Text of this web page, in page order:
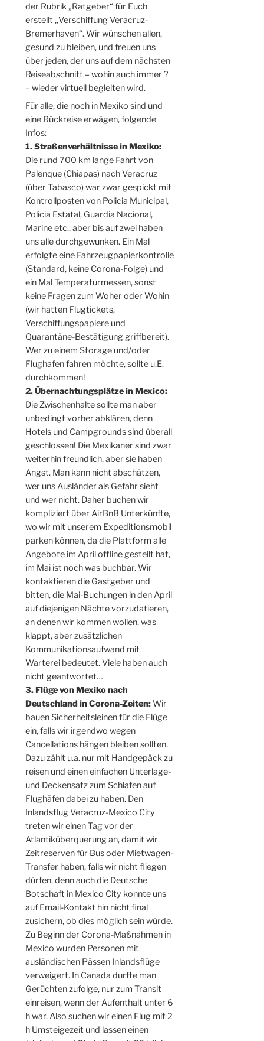
der Rubrik „Ratgeber“ für Euch
erstellt „Verschiffung Veracruz-
Bremerhaven“. Wir wünschen allen,
gesund zu bleiben, und freuen uns
über jeden, der uns auf dem nächsten
Reiseabschnitt – wohin auch immer ?
– wieder virtuell begleiten wird.
Für alle, die noch in Mexiko sind und
eine Rückreise erwägen, folgende
Infos:
1. Straßenverhältnisse in Mexiko:
Die rund 700 km lange Fahrt von
Palenque (Chiapas) nach Veracruz
(über Tabasco) war zwar gespickt mit
Kontrollposten von Policia Municipal,
Policia Estatal, Guardia Nacional,
Marine etc., aber bis auf zwei haben
uns alle durchgewunken. Ein Mal
erfolgte eine Fahrzeugpapierkontrolle
(Standard, keine Corona-Folge) und
ein Mal Temperaturmessen, sonst
keine Fragen zum Woher oder Wohin
(wir hatten Flugtickets,
Verschiffungspapiere und
Quarantäne-Bestätigung griffbereit).
Wer zu einem Storage und/oder
Flughafen fahren möchte, sollte u.E.
durchkommen!
2. Übernachtungsplätze in Mexico:
Die Zwischenhalte sollte man aber
unbedingt vorher abklären, denn
Hotels und Campgrounds sind überall
geschlossen! Die Mexikaner sind zwar
weiterhin freundlich, aber sie haben
Angst. Man kann nicht abschätzen,
wer uns Ausländer als Gefahr sieht
und wer nicht. Daher buchen wir
kompliziert über AirBnB Unterkünfte,
wo wir mit unserem Expeditionsmobil
parken können, da die Plattform alle
Angebote im April offline gestellt hat,
im Mai ist noch was buchbar. Wir
kontaktieren die Gastgeber und
bitten, die Mai-Buchungen in den April
auf diejenigen Nächte vorzudatieren,
an denen wir kommen wollen, was
klappt, aber zusätzlichen
Kommunikationsaufwand mit
Warterei bedeutet. Viele haben auch
nicht geantwortet…
3. Flüge von Mexiko nach
Deutschland in Corona-Zeiten:Wir
bauen Sicherheitsleinen für die Flüge
ein, falls wir irgendwo wegen
Cancellations hängen bleiben sollten.
Dazu zählt u.a. nur mit Handgepäck zu
reisen und einen einfachen Unterlage-
und Deckensatz zum Schlafen auf
Flughäfen dabei zu haben. Den
Inlandsflug Veracruz-Mexico City
treten wir einen Tag vor der
Atlantiküberquerung an, damit wir
Zeitreserven für Bus oder Mietwagen-
Transfer haben, falls wir nicht fliegen
dürfen, denn auch die Deutsche
Botschaft in Mexico City konnte uns
auf Email-Kontakt hin nicht final
zusichern, ob dies möglich sein würde.
Zu Beginn der Corona-Maßnahmen in
Mexico wurden Personen mit
ausländischen Pässen Inlandsflüge
verweigert. In Canada durfte man
Gerüchten zufolge, nur zum Transit
einreisen, wenn der Aufenthalt unter 6
h war. Also suchen wir einen Flug mit 2
h Umsteigezeit und lassen einen